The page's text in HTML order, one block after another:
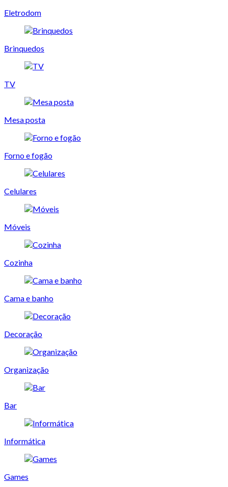
Eletrodom
Brinquedos
TV
Mesa posta
Forno e fogão
Celulares
Móveis
Cozinha
Cama e banho
Decoração
Organização
Bar
Informática
Games